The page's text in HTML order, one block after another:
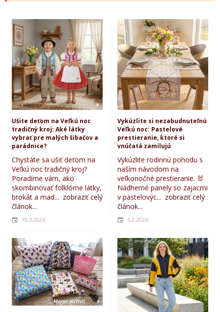
Ušite deťom na Veľkú noc
tradičný kroj: Aké látky
vybrať pre malých šibačov a
parádnice?
Chystáte sa ušiť deťom na
Veľkú noc tradičný kroj?
Poradíme vám, ako
skombinovať folklórne látky,
brokát a mad... zobraziť celý
článok...
10.3.2026
Vykúzlite si nezabudnuteľnú
Veľkú noc: Pastelové
prestieranie, ktoré si
vnúčatá zamilujú
Vykúzlite rodinnú pohodu s
naším návodom na
veľkonočné prestieranie. 🐰
Nádherné panely so zajacmi
v pastelovýc... zobraziť celý
článok...
5.2.2026